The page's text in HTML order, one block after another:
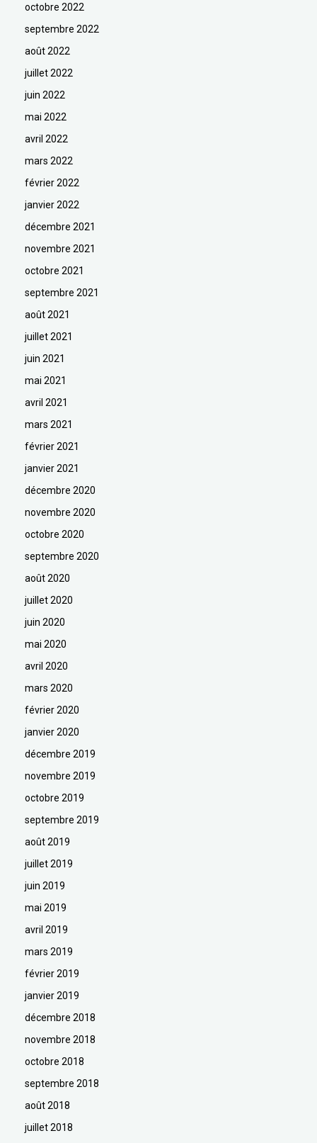
octobre 2022
septembre 2022
août 2022
juillet 2022
juin 2022
mai 2022
avril 2022
mars 2022
février 2022
janvier 2022
décembre 2021
novembre 2021
octobre 2021
septembre 2021
août 2021
juillet 2021
juin 2021
mai 2021
avril 2021
mars 2021
février 2021
janvier 2021
décembre 2020
novembre 2020
octobre 2020
septembre 2020
août 2020
juillet 2020
juin 2020
mai 2020
avril 2020
mars 2020
février 2020
janvier 2020
décembre 2019
novembre 2019
octobre 2019
septembre 2019
août 2019
juillet 2019
juin 2019
mai 2019
avril 2019
mars 2019
février 2019
janvier 2019
décembre 2018
novembre 2018
octobre 2018
septembre 2018
août 2018
juillet 2018